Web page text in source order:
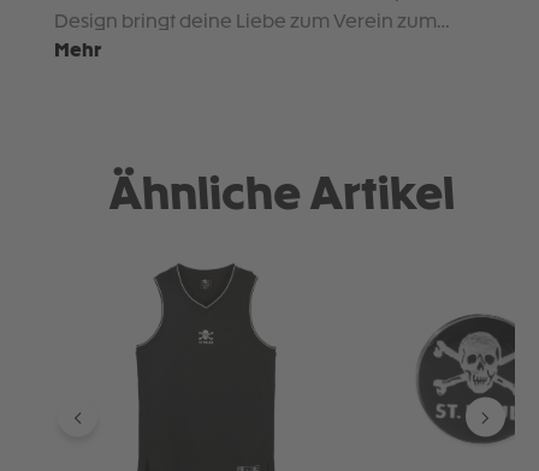
Design bringt deine Liebe zum Verein zum…
Mehr
Ähnliche Artikel
Produktgalerie überspringen